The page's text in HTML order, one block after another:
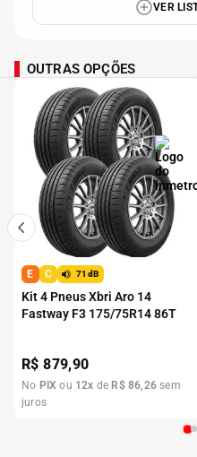
VER
OUTRAS OPÇÕES
E C 71dB
Kit 4 Pneus Xbri Aro 14
Fastway F3 175/75R14 86T
R$879,90
No PIX ou 12x de R$ 86,26 sem
juros